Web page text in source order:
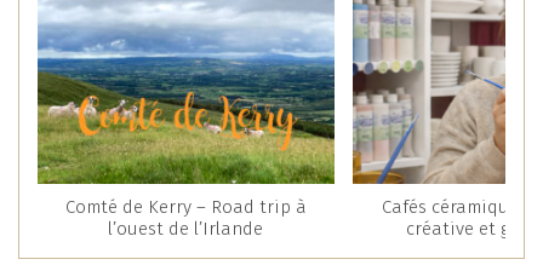
Comté de Kerry – Road trip à
l’ouest de l’Irlande
Cafés céramique :
créative et